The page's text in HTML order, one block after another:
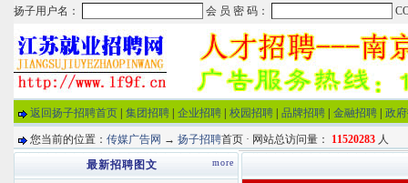
返回扬子招聘首页 集团招聘 企业招聘 校园招聘 品牌招聘 金融招聘 政
您当前的位置： 传媒广告网 → 扬子招聘首页 · 网站总访问量： 11520283 人
more
最新招聘图文